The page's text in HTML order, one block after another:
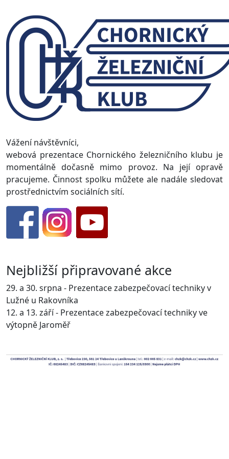
Vážení návštěvníci,
webová prezentace Chornického železničního klubu je
momentálně dočasně mimo provoz. Na její opravě
pracujeme. Činnost spolku můžete ale nadále sledovat
prostřednictvím sociálních sítí.
Nejbližší připravované akce
29. a 30. srpna - Prezentace zabezpečovací techniky v
Lužné u Rakovníka
12. a 13. září - Prezentace zabezpečovací techniky ve
výtopně Jaroměř